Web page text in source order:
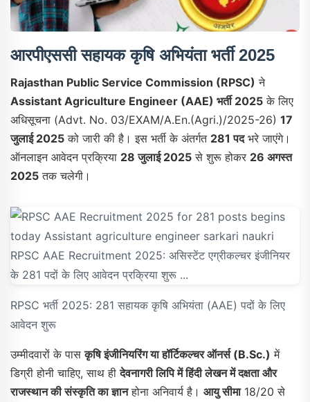
आरपीएससी सहायक कृषि अभियंता भर्ती 2025
Rajasthan Public Service Commission (RPSC) ने
Assistant Agriculture Engineer (AAE) भर्ती 2025 के लिए
अधिसूचना (Advt. No. 03/EXAM/A.En.(Agri.)/2025-26) 17
जुलाई 2025 को जारी की है। इस भर्ती के अंतर्गत 281 पदभरे जाएंगे।
ऑनलाइन आवेदन प्रक्रिया 28 जुलाई 2025 से शुरू होकर 26 अगस्त
2025 तक चलेगी।
RPSC भर्ती 2025: 281 सहायक कृषि अभियंता (AAE) पदों के लिए
आवेदन शुरू
उम्मीदवारों के पासकृषि इंजीनियरिंग या हॉर्टिकल्चर ऑनर्स (B.Sc.) में
डिग्री होनी चाहिए, साथ हीदेवनागरी लिपि में हिंदी लेखन में दक्षता और
राजस्थान की संस्कृति का ज्ञानहोना अनिवार्य है। आयु सीमा18/20 से